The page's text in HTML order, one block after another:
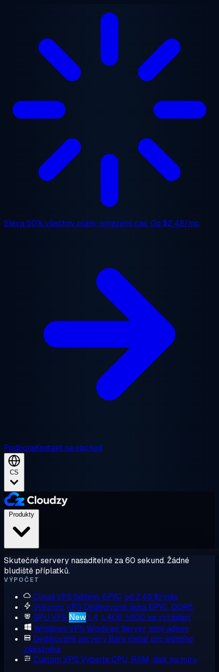
Sleva 50% všechny plány, omezený čas. Od $2.48/mo
PodporaKontakt na obchod
CS
Skutečné servery nasaditelné za 60 sekund. Žádné
bludiště příplatků.
VÝPOČET
Cloud VPS Sdílený EPYC, od 2,48 $/měs
Výkonný VPS Dedikovaná jádra EPYC, DDR5
GPU VPS New L4, L40S, H100 na vyžádání
Windows VPS Windows Server, plný admin
Dedikované servery Bare metal pro jednoho
zákazníka
Custom VPS Vyberte CPU, RAM, disk na míru